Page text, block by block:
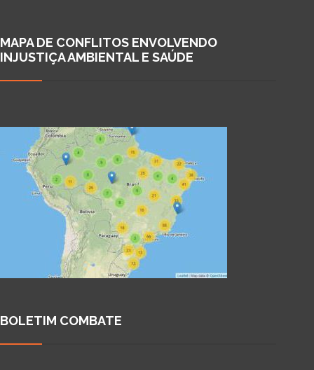
MAPA DE CONFLITOS ENVOLVENDO
INJUSTIÇA AMBIENTAL E SAÚDE
BOLETIM COMBATE